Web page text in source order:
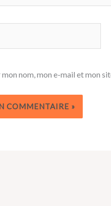
nom, mon e-mail et mon